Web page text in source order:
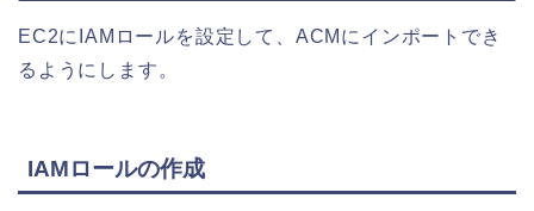
EC2にIAMロールを設定して、ACMにインポートでき
るようにします。
IAMロールの作成